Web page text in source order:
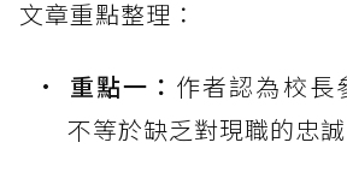
文章重點整理：
重點一： 作者認為校長
不等於缺乏對現職的忠誠